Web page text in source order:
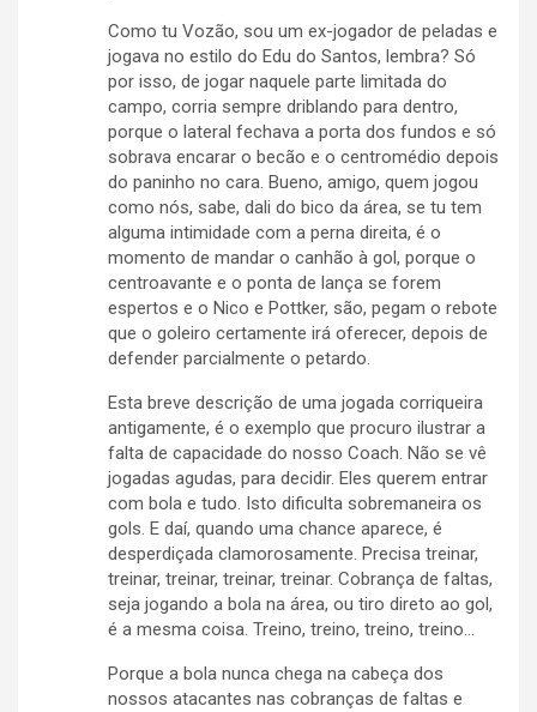
Como tu Vozão, sou um ex-jogador de peladas e
jogava no estilo do Edu do Santos, lembra? Só
por isso, de jogar naquele parte limitada do
campo, corria sempre driblando para dentro,
porque o lateral fechava a porta dos fundos e só
sobrava encarar o becão e o centromédio depois
do paninho no cara. Bueno, amigo, quem jogou
como nós, sabe, dali do bico da área, se tu tem
alguma intimidade com a perna direita, é o
momento de mandar o canhão à gol, porque o
centroavante e o ponta de lança se forem
espertos e o Nico e Pottker, são, pegam o rebote
que o goleiro certamente irá oferecer, depois de
defender parcialmente o petardo.
Esta breve descrição de uma jogada corriqueira
antigamente, é o exemplo que procuro ilustrar a
falta de capacidade do nosso Coach. Não se vê
jogadas agudas, para decidir. Eles querem entrar
com bola e tudo. Isto dificulta sobremaneira os
gols. E daí, quando uma chance aparece, é
desperdiçada clamorosamente. Precisa treinar,
treinar, treinar, treinar, treinar. Cobrança de faltas,
seja jogando a bola na área, ou tiro direto ao gol,
é a mesma coisa. Treino, treino, treino, treino…
Porque a bola nunca chega na cabeça dos
nossos atacantes nas cobranças de faltas e